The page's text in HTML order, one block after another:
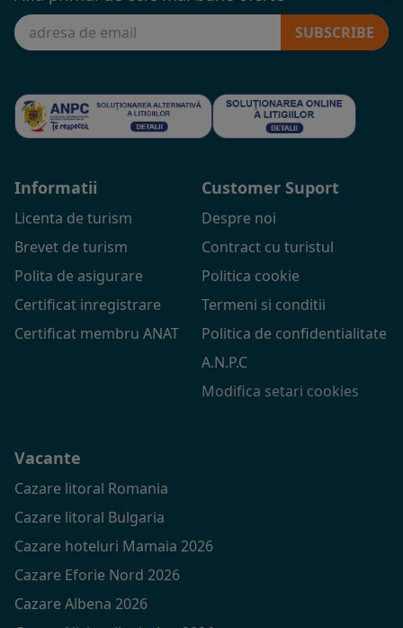
SUBSCRIBE
Informatii
Licenta de turism
Brevet de turism
Polita de asigurare
Certificat inregistrare
Certificat membru ANAT
Customer Suport
Despre noi
Contract cu turistul
Politica cookie
Termeni si conditii
Politica de confidentialitate
A.N.P.C
Modifica setari cookies
Vacante
Cazare litoral Romania
Cazare litoral Bulgaria
Cazare hoteluri Mamaia 2026
Cazare Eforie Nord 2026
Cazare Albena 2026